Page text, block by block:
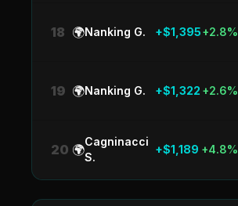
18 🌍Nanking G. +$1,395+2.8%
19 🌍Nanking G. +$1,322 +2.6%
20 🌍
Cagninacci
S.
+$1,189 +4.8%